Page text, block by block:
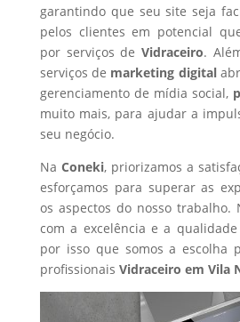
garantindo que seu site seja
pelos clientes em potencial
por serviços de Vidraceiro.
serviços de marketing digital
gerenciamento de mídia social,
muito mais, para ajudar a
seu negócio.
Na Coneki, priorizamos a
esforçamos para superar as
os aspectos do nosso trabalho.
com a excelência e a
por isso que somos a escolha
profissionais Vidraceiro em Vila